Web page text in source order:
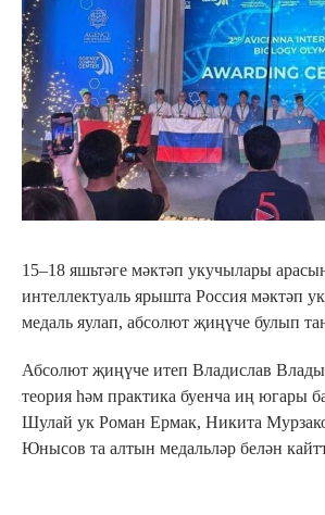
15–18 яшьтәге мәктәп укучылары
интеллектуаль ярышта Россия мәктәп
медаль яулап, абсолют җиңүче булып
Абсолют җиңүче итеп Владислав
теория һәм практика буенча иң югары
Шулай ук Роман Ермак, Никита
Юнысов та алтын медальләр белән